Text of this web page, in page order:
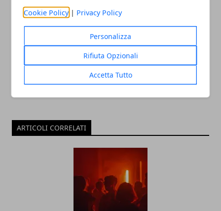
Cookie Policy | Privacy Policy
Personalizza
Rifiuta Opzionali
Accetta Tutto
Redazione
ARTICOLI CORRELATI